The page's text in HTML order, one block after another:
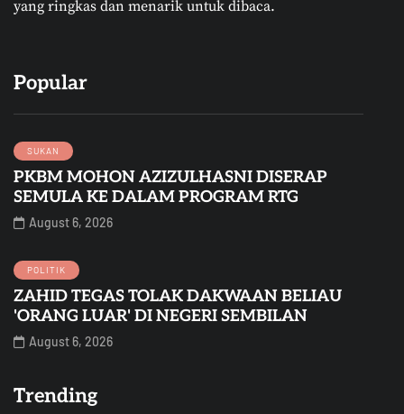
yang ringkas dan menarik untuk dibaca.
Popular
SUKAN
PKBM MOHON AZIZULHASNI DISERAP
SEMULA KE DALAM PROGRAM RTG
August 6, 2026
POLITIK
ZAHID TEGAS TOLAK DAKWAAN BELIAU
'ORANG LUAR' DI NEGERI SEMBILAN
August 6, 2026
Trending